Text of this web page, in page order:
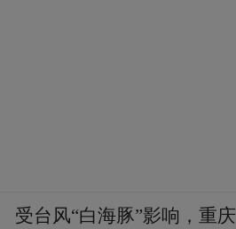
受台风“白海豚”影响，重庆